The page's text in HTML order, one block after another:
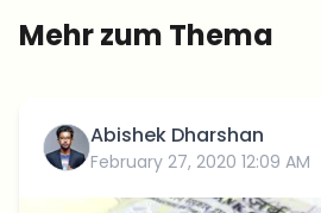
Mehr zum Thema
Abishek Dharshan
February 27, 2020 12:09 AM